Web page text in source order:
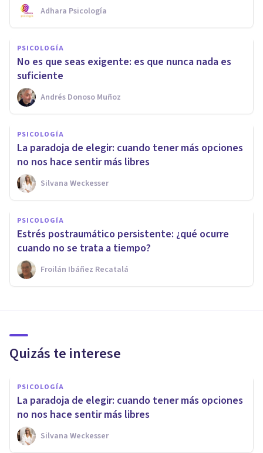
Adhara Psicología
PSICOLOGÍA
No es que seas exigente: es que nunca nada es
suficiente
Andrés Donoso Muñoz
PSICOLOGÍA
La paradoja de elegir: cuando tener más opciones
no nos hace sentir más libres
Silvana Weckesser
PSICOLOGÍA
Estrés postraumático persistente: ¿qué ocurre
cuando no se trata a tiempo?
Froilán Ibáñez Recatalá
Quizás te interese
PSICOLOGÍA
La paradoja de elegir: cuando tener más opciones
no nos hace sentir más libres
Silvana Weckesser